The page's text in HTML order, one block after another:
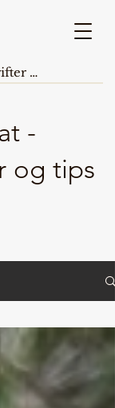
-
og tips